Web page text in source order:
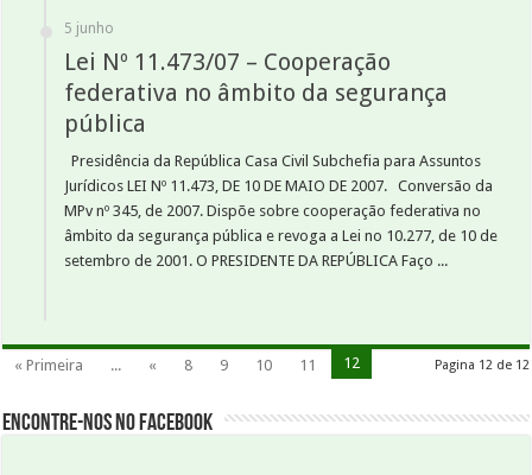
5 junho
Lei Nº 11.473/07 – Cooperação
federativa no âmbito da segurança
pública
Presidência da República Casa Civil Subchefia para Assuntos
Jurídicos LEI Nº 11.473, DE 10 DE MAIO DE 2007. Conversão da
MPv nº 345, de 2007. Dispõe sobre cooperação federativa no
âmbito da segurança pública e revoga a Lei no 10.277, de 10 de
setembro de 2001. O PRESIDENTE DA REPÚBLICA Faço ...
Pagina 12 de 12
« Primeira ... « 8 9 10 11 12
Encontre-nos no Facebook